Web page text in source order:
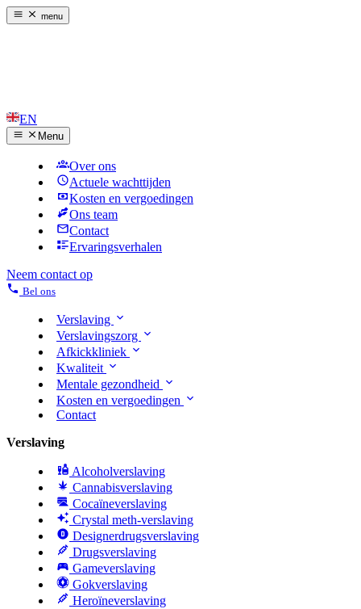
menu
EN
Menu
Over ons
Actuele wachttijden
Kosten en vergoedingen
Ons team
Contact
Ervaringsverhalen
Neem contact op
Bel ons
Verslaving
Verslavingszorg
Afkickkliniek
Kwaliteit
Mentale gezondheid
Kosten en vergoedingen
Contact
Verslaving
Alcoholverslaving
Cannabisverslaving
Cocaïneverslaving
Crystal meth-verslaving
Designerdrugsverslaving
Drugsverslaving
Gameverslaving
Gokverslaving
Heroïneverslaving